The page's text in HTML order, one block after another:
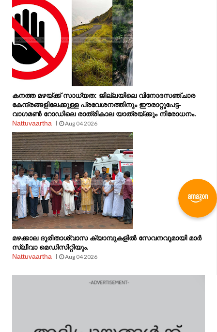
കനത്ത മഴയ്ക്ക് സാധ്യത: ജില്ലയിലെ വിനോദസഞ്ചാര
കേന്ദ്രങ്ങളിലേക്കുള്ള പ്രവേശനത്തിനും ഈരാറ്റുപേട്ട-
വാഗമൺ റോഡിലെ രാത്രികാല യാത്രയ്ക്കും നിരോധനം.
Nattuvaartha
Aug 04 2026
മഴക്കാല ദുരിതാശ്വാസ ക്യാമ്പുകളിൽ സേവനവുമായി മാർ
സ്ലീവാ മെഡിസിറ്റിയും.
Nattuvaartha
Aug 04 2026